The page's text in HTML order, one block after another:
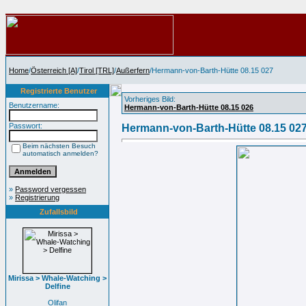
Home/Österreich [A]/Tirol [TRL]/Außerfern/Hermann-von-Barth-Hütte 08.15 027
Registrierte Benutzer
Benutzername:
Passwort:
Beim nächsten Besuch
automatisch anmelden?
» Password vergessen
» Registrierung
Zufallsbild
Mirissa > Whale-Watching >
Delfine
Olifan
Vorheriges Bild:
Hermann-von-Barth-Hütte 08.15 026
Hermann-von-Barth-Hütte 08.15